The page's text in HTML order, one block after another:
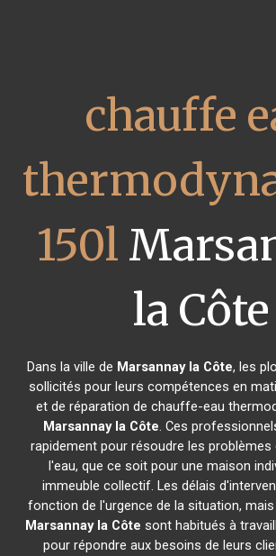
chauffe
150l
la Côte
Dans la ville de Marsannay la Côte, les
sollicités pour leurs compétences en
et de réparation de chauffe-eau
Marsannay la Côte. Ces
rapidement pour résoudre les
l'eau, que ce soit pour une maison
immeuble collectif. Les délais
fonction de l'urgence de la situation,
Marsannay la Côte sont habitués à
pour répondre aux besoins de leurs